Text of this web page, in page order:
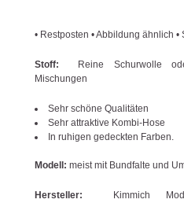
• Restposten • Abbildung ähnlich
Stoff: Reine Schurwolle
Mischungen
Sehr schöne Qualitäten
Sehr attraktive Kombi-Hose
In ruhigen gedeckten Farben.
Modell: meist mit Bundfalte und
Hersteller: Kimmich Mode-